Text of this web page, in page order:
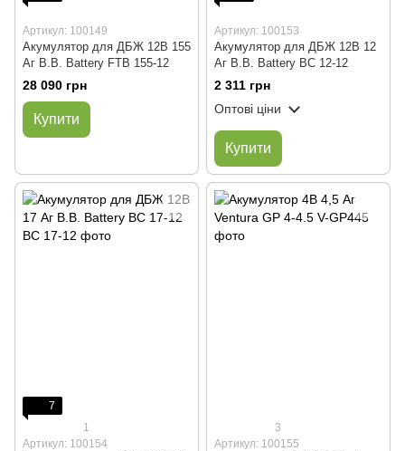
Артикул: 100149
Акумулятор для ДБЖ 12В 155
Аг B.B. Battery FTB 155-12
28 090 грн
Купити
Артикул: 100153
Акумулятор для ДБЖ 12В 12
Аг B.B. Battery BC 12-12
2 311 грн
Оптові ціни
Купити
7
1
Артикул: 100154
3
Артикул: 100155